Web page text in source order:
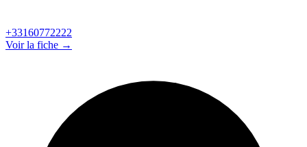
+33160772222
Voir la fiche →